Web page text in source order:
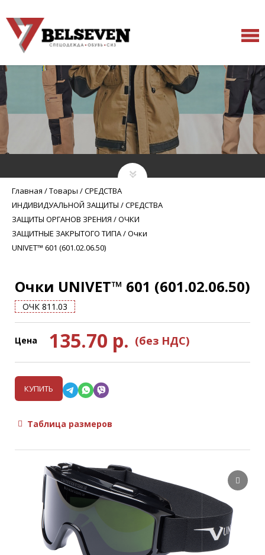
Главная /Товары /СРЕДСТВА
ИНДИВИДУАЛЬНОЙ ЗАЩИТЫ /СРЕДСТВА
ЗАЩИТЫ ОРГАНОВ ЗРЕНИЯ /ОЧКИ
ЗАЩИТНЫЕ ЗАКРЫТОГО ТИПА/Очки
UNIVET™ 601 (601.02.06.50)
Очки UNIVET™ 601 (601.02.06.50)
ОЧК 811.03
Цена 135.70 р. (без НДС)
КУПИТЬ
Таблица размеров